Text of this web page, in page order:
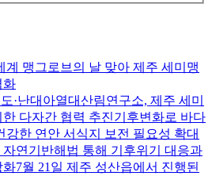
계 맹그로브의 날 맞아 제주 세미맹
화
·난대아열대산림연구소, 제주 세미
다자간 협력 추진기후변화로 바다
한 연안 서식지 보전 필요성 확대
연기반해법 통해 기후위기 대응과
7월 21일 제주 성산읍에서 진행된